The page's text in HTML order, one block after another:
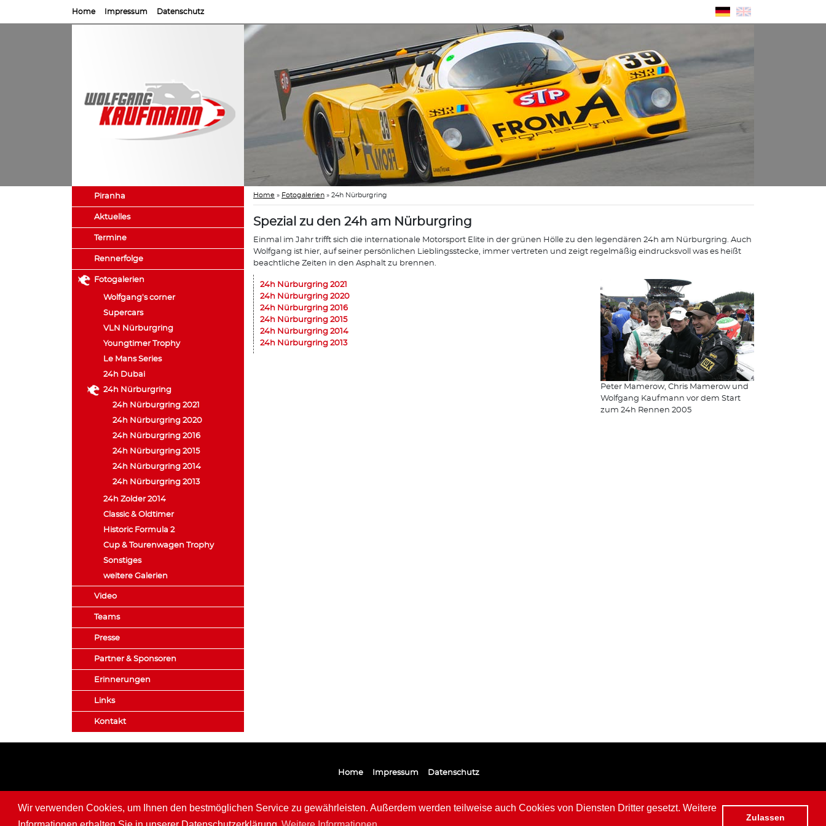
Wir verwenden Cookies, um Ihnen den bestmöglichen Service zu gewährleisten. Außerdem werden teilweise auch Cookies von Diensten Dritter gesetzt. Weitere
Zulassen
Home Impressum Datenschutz
Piranha
Aktuelles
Termine
Rennerfolge
Fotogalerien
Wolfgang's corner
Supercars
VLN Nürburgring
Youngtimer Trophy
Le Mans Series
24h Dubai
24h Nürburgring
24h Nürburgring 2021
24h Nürburgring 2020
24h Nürburgring 2016
24h Nürburgring 2015
24h Nürburgring 2014
24h Nürburgring 2013
24h Zolder 2014
Classic & Oldtimer
Historic Formula 2
Cup & Tourenwagen Trophy
Sonstiges
weitere Galerien
Video
Teams
Presse
Partner & Sponsoren
Erinnerungen
Links
Kontakt
Home » Fotogalerien » 24h Nürburgring
Spezial zu den 24h am Nürburgring
Einmal im Jahr trifft sich die internationale Motorsport Elite in der grünen Hölle zu den legendären 24h am Nürburgring. Auch
Wolfgang ist hier, auf seiner persönlichen Lieblingsstecke, immer vertreten und zeigt regelmäßig eindrucksvoll was es heißt
beachtliche Zeiten in den Asphalt zu brennen.
Peter Mamerow, Chris Mamerow und
Wolfgang Kaufmann vor dem Start
zum 24h Rennen 2005
24h Nürburgring 2021
24h Nürburgring 2020
24h Nürburgring 2016
24h Nürburgring 2015
24h Nürburgring 2014
24h Nürburgring 2013
Home Impressum Datenschutz